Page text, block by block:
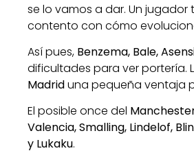
se lo vamos a dar. Un
contento con cómo
Así pues, Benzema, Bale,
dificultades para ver portería.
Madriduna pequeña ventaja
El posible once del
Valencia, Smalling, Lindelof,
y Lukaku.